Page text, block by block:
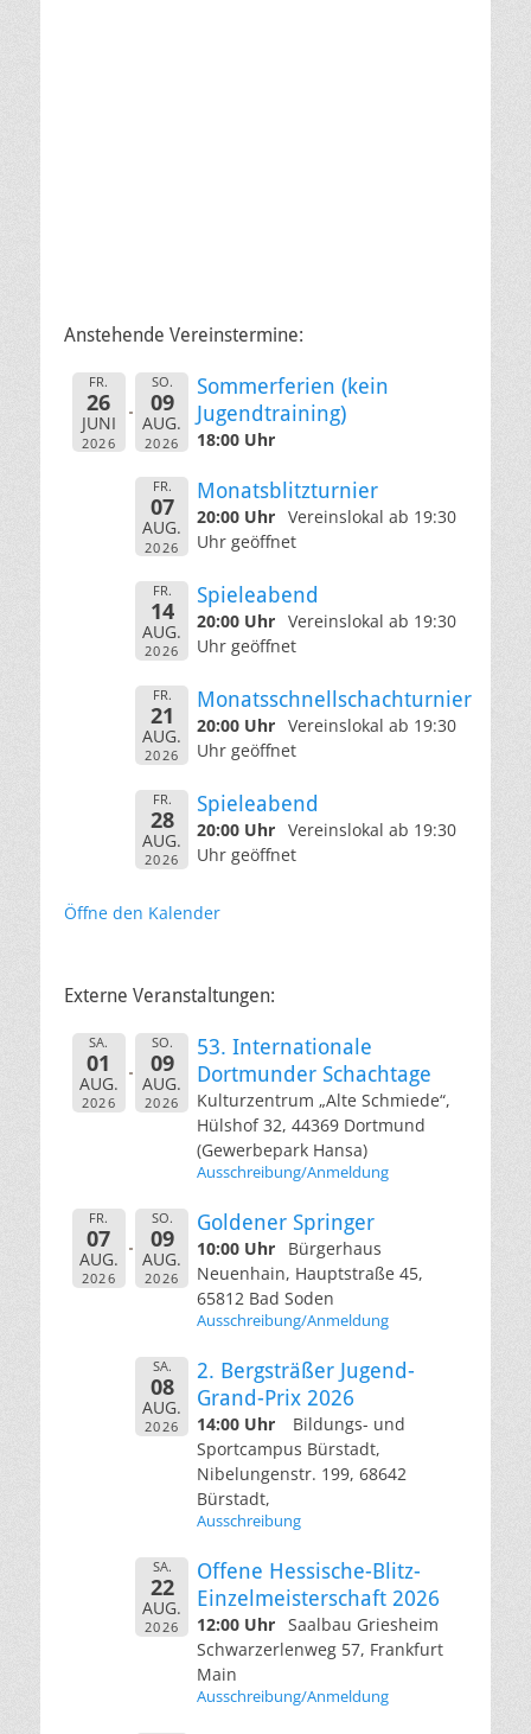
Anstehende Vereinstermine:
FR.
26
JUNI
2026
SO.
09
AUG.
2026
Sommerferien (kein
Jugendtraining)
18:00 Uhr
FR.
07
AUG.
2026
Monatsblitzturnier
20:00 Uhr Vereinslokal ab 19:30
Uhr geöffnet
FR.
14
AUG.
2026
Spieleabend
20:00 Uhr Vereinslokal ab 19:30
Uhr geöffnet
FR.
21
AUG.
2026
Monatsschnellschachturnier
20:00 Uhr Vereinslokal ab 19:30
Uhr geöffnet
FR.
28
AUG.
2026
Spieleabend
20:00 Uhr Vereinslokal ab 19:30
Uhr geöffnet
Öffne den Kalender
Externe Veranstaltungen:
SA.
01
AUG.
2026
SO.
09
AUG.
2026
53. Internationale
Dortmunder Schachtage
Kulturzentrum „Alte Schmiede“,
Hülshof 32, 44369 Dortmund
(Gewerbepark Hansa)
Ausschreibung/Anmeldung
FR.
07
AUG.
2026
SO.
09
AUG.
2026
Goldener Springer
10:00 Uhr
Bürgerhaus
Neuenhain, Hauptstraße 45,
65812 Bad Soden
Ausschreibung/Anmeldung
SA.
08
AUG.
2026
2. Bergsträßer Jugend-
Grand-Prix 2026
14:00 Uhr
Bildungs- und
Sportcampus Bürstadt,
Nibelungenstr. 199, 68642
Bürstadt,
Ausschreibung
SA.
22
AUG.
2026
Offene Hessische-Blitz-
Einzelmeisterschaft 2026
12:00 Uhr Saalbau Griesheim
Schwarzerlenweg 57, Frankfurt
Main
Ausschreibung/Anmeldung